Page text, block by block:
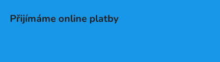
Přijímáme online platby